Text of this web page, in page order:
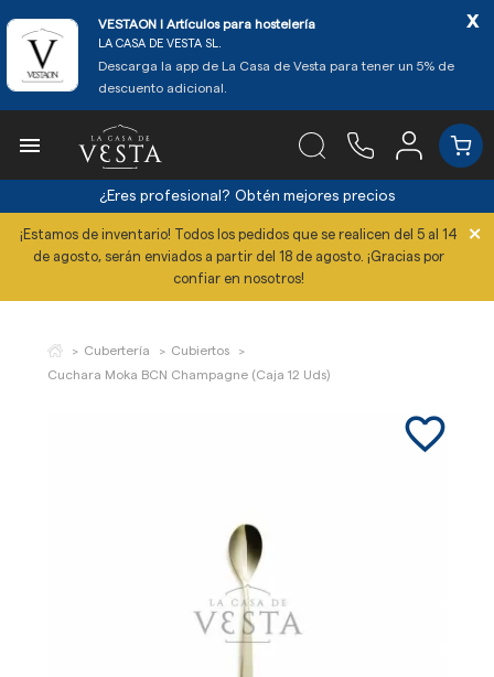
VESTAON l Artículos para hostelería
LA CASA DE VESTA SL.
Descarga la app de La Casa de Vesta para tener un 5% de
descuento adicional.
x

¿Eres profesional? Obtén mejores precios
¡Estamos de inventario! Todos los pedidos que se realicen del 5 al 14
de agosto, serán enviados a partir del 18 de agosto. ¡Gracias por
confiar en nosotros!
×
Cubertería
Cubiertos
Cuchara Moka BCN Champagne (Caja 12 Uds)
favorite_border